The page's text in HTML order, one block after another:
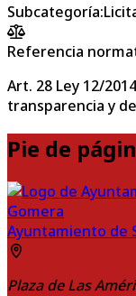
Subcategoría:
Referencia
Art. 28 Ley 12/
transparencia y
Pie de
Ayuntamiento de
Plaza de Las